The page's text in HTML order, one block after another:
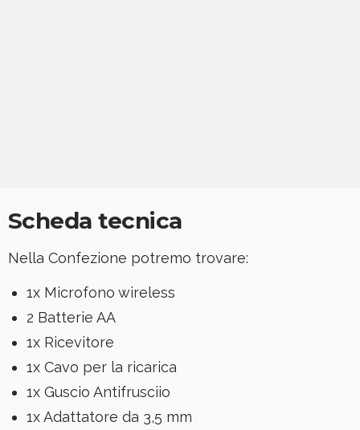
Scheda tecnica
Nella Confezione potremo trovare:
1x Microfono wireless
2 Batterie AA
1x Ricevitore
1x Cavo per la ricarica
1x Guscio Antifrusciio
1x Adattatore da 3,5 mm